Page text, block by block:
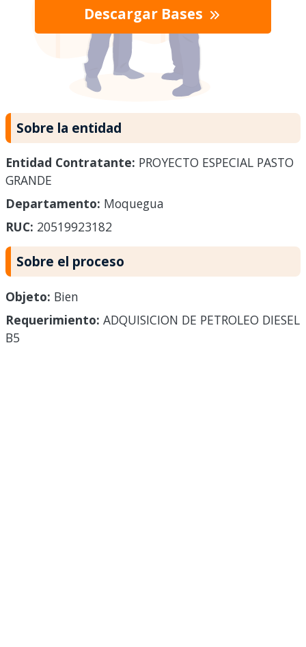
Descargar Bases
Sobre la entidad
Entidad Contratante: PROYECTO ESPECIAL PASTO
GRANDE
Departamento: Moquegua
RUC: 20519923182
Sobre el proceso
Objeto: Bien
Requerimiento: ADQUISICION DE PETROLEO DIESEL
B5